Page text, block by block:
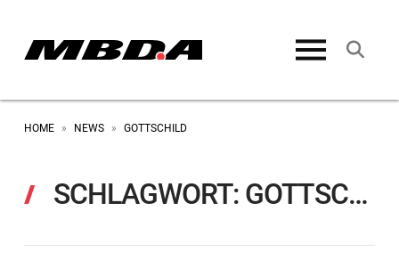
HOME » NEWS » GOTTSCHILD
SCHLAGWORT: GOTTSCHILD